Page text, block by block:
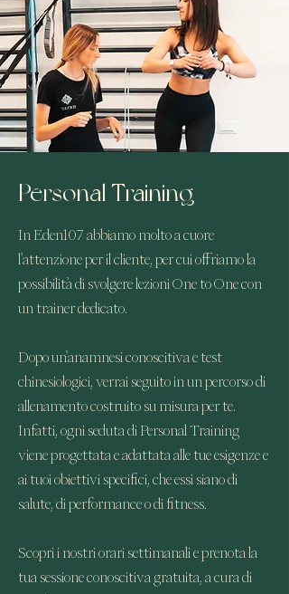
Personal Training
In Eden107 abbiamo molto a cuore
l'attenzione per il cliente, per cui offriamo la
possibilità di svolgere lezioni One to One con
un trainer dedicato.
Dopo un'anamnesi conoscitiva e test
chinesiologici, verrai seguito in un percorso di
allenamento costruito su misura per te.
Infatti, ogni seduta di Personal Training
viene progettata e adattata alle tue esigenze e
ai tuoi obiettivi specifici, che essi siano di
salute, di performance o di fitness.
Scopri i nostri orari settimanali e prenota la
tua sessione conoscitiva gratuita, a cura di